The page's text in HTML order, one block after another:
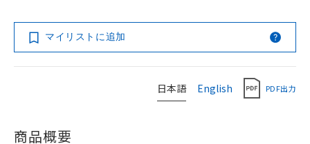
マイリストに追加
日本語 English PDF出力
商品概要